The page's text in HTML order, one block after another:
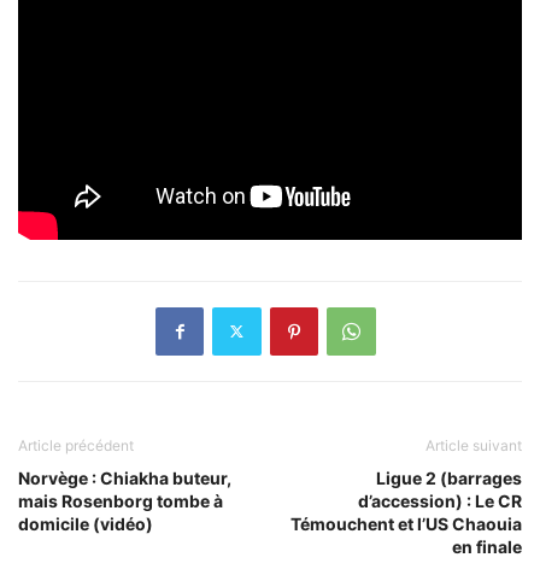
Article précédent
Norvège : Chiakha buteur,
mais Rosenborg tombe à
domicile (vidéo)
Article suivant
Ligue 2 (barrages
d’accession) : Le CR
Témouchent et l’US Chaouia
en finale